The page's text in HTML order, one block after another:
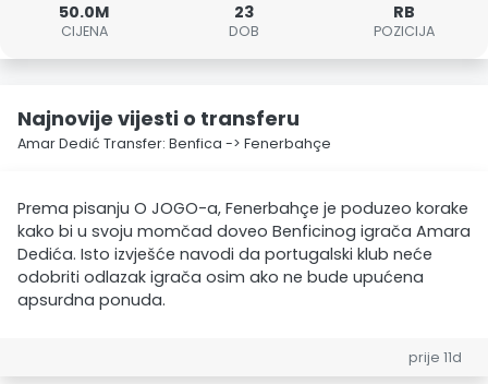
50.0M
CIJENA
23
DOB
RB
POZICIJA
Najnovije vijesti o transferu
Amar Dedić Transfer: Benfica -> Fenerbahçe
Prema pisanju O JOGO-a, Fenerbahçe je poduzeo korake
kako bi u svoju momčad doveo Benficinog igrača Amara
Dedića. Isto izvješće navodi da portugalski klub neće
odobriti odlazak igrača osim ako ne bude upućena
apsurdna ponuda.
prije 11d